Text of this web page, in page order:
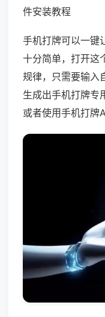
件安装教程
手机打牌可以一键
十分简单，打开这
规律，只需要输入
生成出手机打牌专
或者使用手机打牌